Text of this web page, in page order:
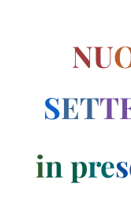
NU
SET
in pre